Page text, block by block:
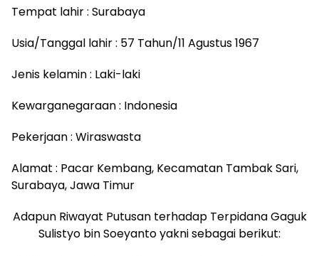
Tempat lahir : Surabaya
Usia/Tanggal lahir : 57 Tahun/11 Agustus 1967
Jenis kelamin : Laki-laki
Kewarganegaraan : Indonesia
Pekerjaan : Wiraswasta
Alamat : Pacar Kembang, Kecamatan Tambak Sari,
Surabaya, Jawa Timur
Adapun Riwayat Putusan terhadap Terpidana Gaguk
Sulistyo bin Soeyanto yakni sebagai berikut: